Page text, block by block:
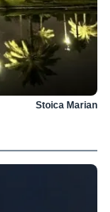
Stoica Marian